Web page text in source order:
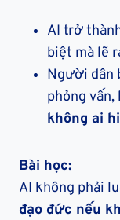
AI trở
biệt mà lẽ
Người dân
phỏng vấn,
không ai
Bài học:
AI không phải
đạo đức nếu